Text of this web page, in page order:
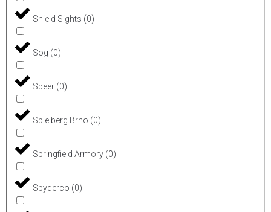
Shield Sights (0)
Sog (0)
Speer (0)
Spielberg Brno (0)
Springfield Armory (0)
Spyderco (0)